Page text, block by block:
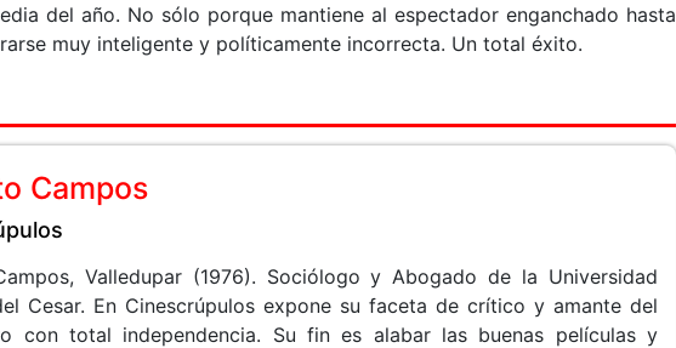
del año. No sólo porque mantiene al espectador enganchado hasta
muy inteligente y políticamente incorrecta. Un total éxito.
Campos
Valledupar (1976). Sociólogo y Abogado de la Universidad
Cesar. En Cinescrúpulos expone su faceta de crítico y amante del
con total independencia. Su fin es alabar las buenas películas y